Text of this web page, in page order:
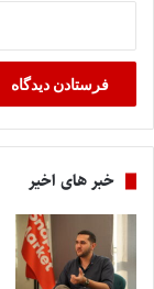
خبر های اخیر